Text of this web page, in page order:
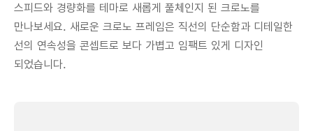
스피드와 경량화를 테마로 새롭게 풀체인지 된 크로노를
만나보세요. 새로운 크로노 프레임은 직선의 단순함과 디테일한
선의 연속성을 콘셉트로 보다 가볍고 임팩트 있게 디자인
되었습니다.